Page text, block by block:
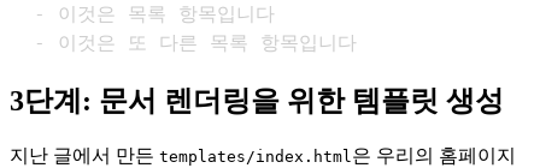
-
-
이것은 또 다른 목록 항목입니다
3단계: 문서 렌더링을 위한 템플릿 생성
지난 글에서 만든 templates/index.html 은 우리의 홈페이지